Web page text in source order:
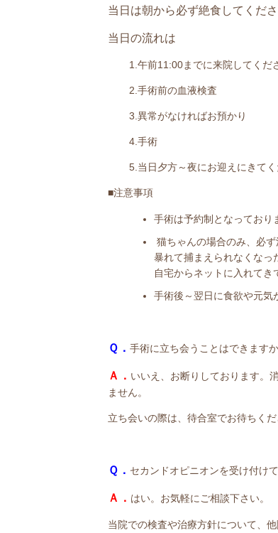
当日は朝から必ず絶食してくださ
当日の流れは
1.午前11:00までに来院してくだ
2.手術前の血液検査
3.異常がなければお預かり
4.手術
5.当日夕方～夜にお迎えにきて
■注意事項
手術は予約制となっており
猫ちゃんの場合のみ、必
暴れて捕まえられなくなっ
自宅からネットに入れてき
手術後～翌日に食欲や元気
Ｑ． 手術に立ち会うことはできます
Ａ． いいえ、お断りしております。
ません。
立ち会いの際は、待合室でお待ちく
Ｑ． セカンドオピニオンを受け付け
Ａ． はい。お気軽にご相談下さい。
当院での検査や治療方針について、他